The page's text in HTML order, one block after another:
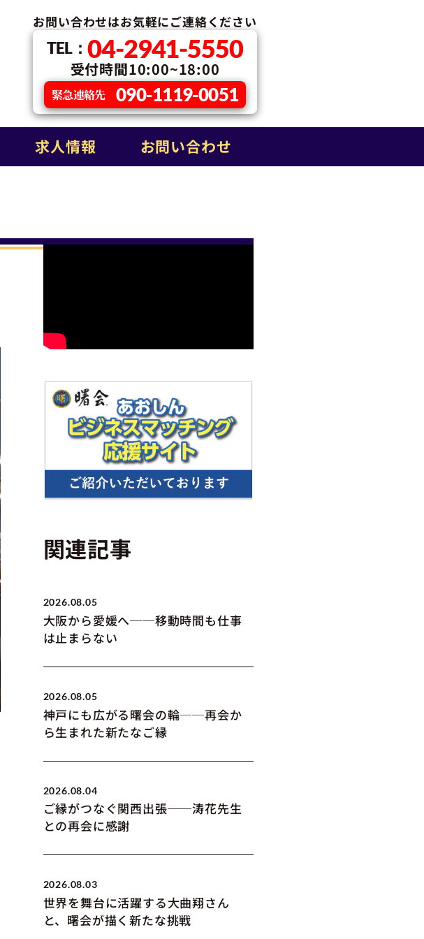
お問い合わせはお気軽にご連絡ください
TEL： 04-2941-5550
受付時間10:00~18:00
緊急連絡先 090-1119-0051
求人情報 お問い合わせ
関連記事
2026.08.05
大阪から愛媛へ──移動時間も仕事
は止まらない
2026.08.05
神戸にも広がる曙会の輪──再会か
ら生まれた新たなご縁
2026.08.04
ご縁がつなぐ関西出張──涛花先生
との再会に感謝
2026.08.03
世界を舞台に活躍する大曲翔さん
と、曙会が描く新たな挑戦